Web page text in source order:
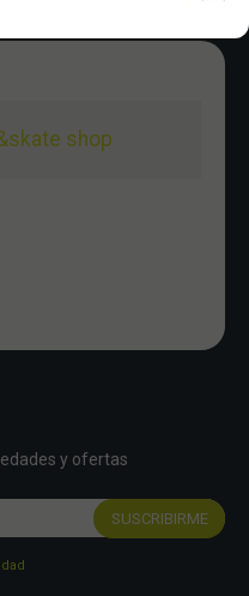
shop
y ofertas